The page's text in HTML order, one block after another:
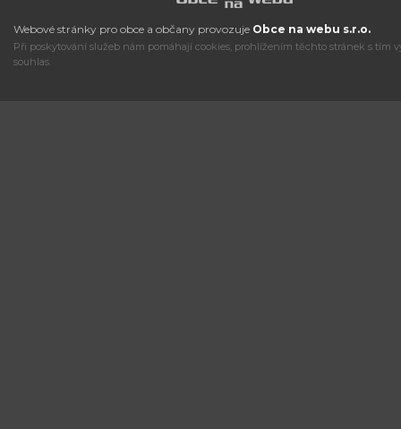
Webové stránky pro obce a občany provozuje Obce na webu s.r.o.
Při poskytování služeb nám pomáhají cookies, prohlížením těchto stránek s tím
souhlas.